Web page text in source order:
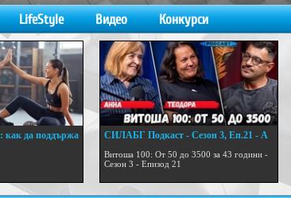
LifeStyle Видео Конкурси
как да поддържа
СИЛАБГ Подкаст - Сезон 3, Еп.21 - А
Витоша 100: От 50 до 3500 за 43 години -
Сезон 3 - Епизод 21